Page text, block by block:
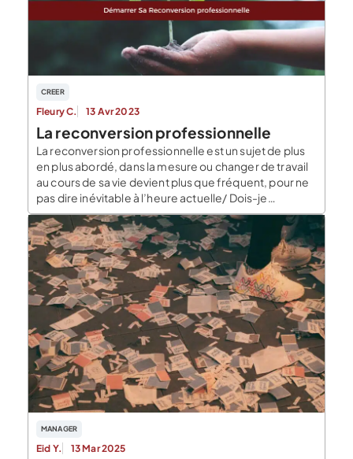
CREER
Fleury C. 13 Avr 2023
La reconversion professionnelle
La reconversion professionnelle est un sujet de plus
en plus abordé, dans la mesure ou changer de travail
au cours de sa vie devient plus que fréquent, pour ne
pas dire inévitable à l’heure actuelle/ Dois-je
démarrer une reconversion professionnelle ? Il n’y a
pas de réponse unique à cette question, car chaque
personne a […]
MANAGER
Eid Y. 13 Mar 2025